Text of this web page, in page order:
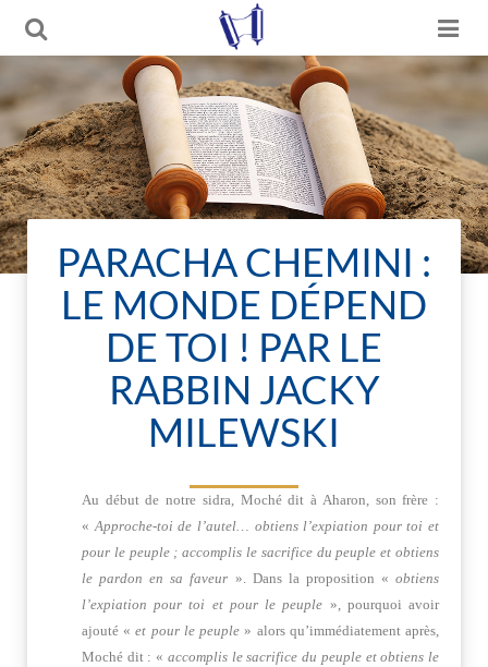
PARACHA CHEMINI :
LE MONDE DÉPEND
DE TOI ! PAR LE
RABBIN JACKY
MILEWSKI
Au début de notre sidra, Moché dit à Aharon, son frère :
«Approche-toi de l’autel… obtiens l’expiation pour toi et
pour le peuple ; accomplis le sacrifice du peuple et obtiens
le pardon en sa faveur ». Dans la proposition « obtiens
l’expiation pour toi et pour le peuple », pourquoi avoir
ajouté «et pour le peuple » alors qu’immédiatement après,
Moché dit : « accomplis le sacrifice du peuple et obtiens le